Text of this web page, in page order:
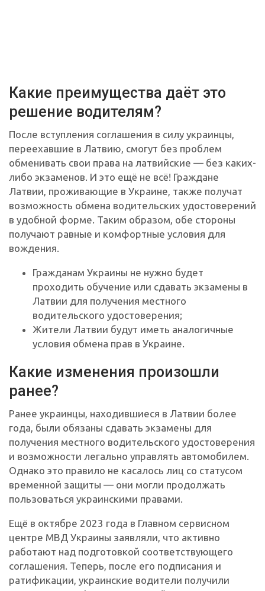
Какие преимущества даёт это
решение водителям?
После вступления соглашения в силу украинцы,
переехавшие в Латвию, смогут без проблем
обменивать свои права на латвийские — без каких-
либо экзаменов. И это ещё не всё! Граждане
Латвии, проживающие в Украине, также получат
возможность обмена водительских удостоверений
в удобной форме. Таким образом, обе стороны
получают равные и комфортные условия для
вождения.
Гражданам Украины не нужно будет
проходить обучение или сдавать экзамены в
Латвии для получения местного
водительского удостоверения;
Жители Латвии будут иметь аналогичные
условия обмена прав в Украине.
Какие изменения произошли
ранее?
Ранее украинцы, находившиеся в Латвии более
года, были обязаны сдавать экзамены для
получения местного водительского удостоверения
и возможности легально управлять автомобилем.
Однако это правило не касалось лиц со статусом
временной защиты — они могли продолжать
пользоваться украинскими правами.
Ещё в октябре 2023 года в Главном сервисном
центре МВД Украины заявляли, что активно
работают над подготовкой соответствующего
соглашения. Теперь, после его подписания и
ратификации, украинские водители получили